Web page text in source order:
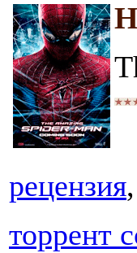
рецензия,
торрент